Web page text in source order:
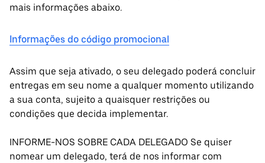
mais informações abaixo.
Informações do código promocional
Assim que seja ativado, o seu delegado poderá concluir
entregas em seu nome a qualquer momento utilizando
a sua conta, sujeito a quaisquer restrições ou
condições que decida implementar.
INFORME-NOS SOBRE CADA DELEGADO Se quiser
nomear um delegado, terá de nos informar com